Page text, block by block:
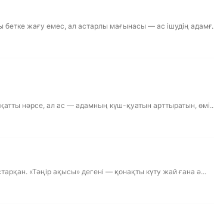
жағу емес, ал астарлы мағынасы — ас ішудің
нәрсе, ал ас — адамның күш-қуатын арттыратын,
«Тәңір ақысы» дегені — қонақты күту жай ғана ә...